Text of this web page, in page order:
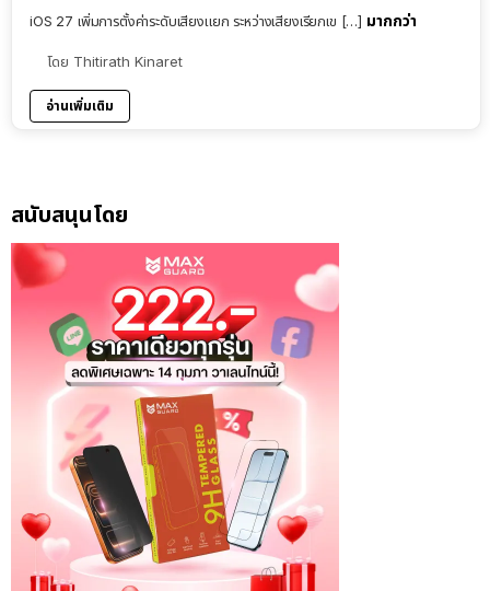
iOS 27 เพิ่มการตั้งค่าระดับเสียงแยก ระหว่างเสียงเรียกเข […] มากกว่า
โดย Thitirath Kinaret
อ่านเพิ่มเติม
สนับสนุนโดย